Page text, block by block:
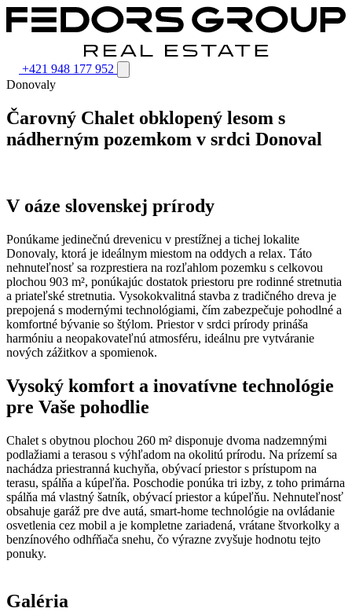
+421 948 177 952
Donovaly
Čarovný Chalet obklopený lesom s
nádherným pozemkom v srdci Donoval
V oáze slovenskej prírody
Ponúkame jedinečnú drevenicu v prestížnej a tichej lokalite
Donovaly, ktorá je ideálnym miestom na oddych a relax. Táto
nehnuteľnosť sa rozprestiera na rozľahlom pozemku s celkovou
plochou 903 m², ponúkajúc dostatok priestoru pre rodinné stretnutia
a priateľské stretnutia. Vysokokvalitná stavba z tradičného dreva je
prepojená s modernými technológiami, čím zabezpečuje pohodlné a
komfortné bývanie so štýlom. Priestor v srdci prírody prináša
harmóniu a neopakovateľnú atmosféru, ideálnu pre vytváranie
nových zážitkov a spomienok.
Vysoký komfort a inovatívne technológie
pre Vaše pohodlie
Chalet s obytnou plochou 260 m² disponuje dvoma nadzemnými
podlažiami a terasou s výhľadom na okolitú prírodu. Na prízemí sa
nachádza priestranná kuchyňa, obývací priestor s prístupom na
terasu, spálňa a kúpeľňa. Poschodie ponúka tri izby, z toho primárna
spálňa má vlastný šatník, obývací priestor a kúpeľňu. Nehnuteľnosť
obsahuje garáž pre dve autá, smart-home technológie na ovládanie
osvetlenia cez mobil a je kompletne zariadená, vrátane štvorkolky a
benzínového odhŕňača snehu, čo výrazne zvyšuje hodnotu tejto
ponuky.
Galéria